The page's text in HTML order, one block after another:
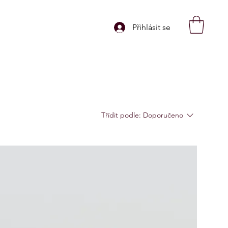
Přihlásit se
Třídit podle: Doporučeno